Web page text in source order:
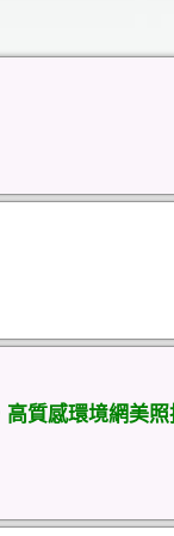
高質感環境網美